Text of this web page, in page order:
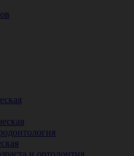
и ортодонтия